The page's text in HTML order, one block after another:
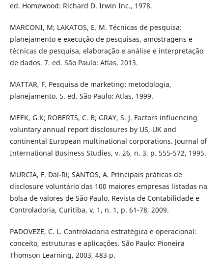
ed. Homewood: Richard D. Irwin Inc., 1978.
MARCONI, M; LAKATOS, E. M. Técnicas de pesquisa:
planejamento e execução de pesquisas, amostragens e
técnicas de pesquisa, elaboração e análise e interpretação
de dados. 7. ed. São Paulo: Atlas, 2013.
MATTAR, F. Pesquisa de marketing: metodologia,
planejamento. 5. ed. São Paulo: Atlas, 1999.
MEEK, G.K; ROBERTS, C. B; GRAY, S. J. Factors influencing
voluntary annual report disclosures by US, UK and
continental European multinational corporations. Journal of
International Business Studies, v. 26, n. 3, p. 555-572, 1995.
MURCIA, F. Dal-Ri; SANTOS, A. Principais práticas de
disclosure voluntário das 100 maiores empresas listadas na
bolsa de valores de São Paulo. Revista de Contabilidade e
Controladoria, Curitiba, v. 1, n. 1, p. 61-78, 2009.
PADOVEZE, C. L. Controladoria estratégica e operacional:
conceito, estruturas e aplicações. São Paulo: Pioneira
Thomson Learning, 2003, 483 p.